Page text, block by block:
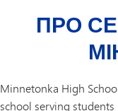
ПРО
Minnetonka High
school serving students